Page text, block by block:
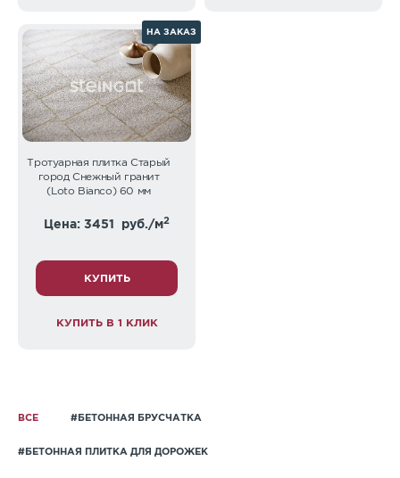
НА ЗАКАЗ
Тротуарная плитка Старый
город Снежный гранит
(Loto Bianco) 60 мм
Цена: 3451 руб./м2
КУПИТЬ
КУПИТЬ В 1 КЛИК
ВСЕ #БЕТОННАЯ БРУСЧАТКА
#БЕТОННАЯ ПЛИТКА ДЛЯ ДОРОЖЕК